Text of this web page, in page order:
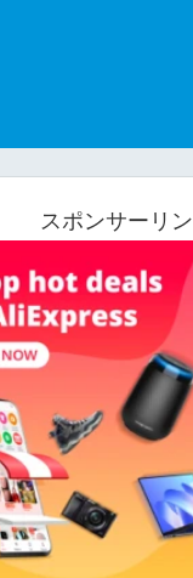
スポンサーリ